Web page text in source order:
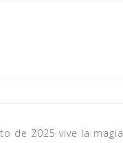
de 2025 vive la